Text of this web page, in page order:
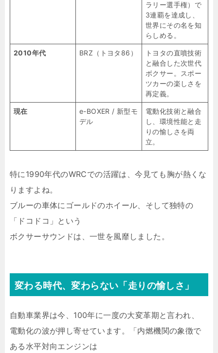
ラリー選手権）で
3連覇を達成し、
世界にその名を知
らしめる。
2010年代 BRZ（トヨタ86）
トヨタの直噴技術
と融合した次世代
ボクサー。スポー
ツカーの楽しさを
再定義。
現在
e-BOXER / 新型モ
デル
電動化技術と融合
し、環境性能と走
りの愉しさを両
立。
特に1990年代のWRCでの活躍は、今見ても胸が熱くな
りますよね。
ブルーの車体にゴールドのホイール、そして独特の
「ドコドコ」という
ボクサーサウンドは、一世を風靡しました。
変わる時代、変わらない「走りの愉しさ」
自動車業界は今、100年に一度の大変革期と言われ、
電動化の波が押し寄せています。「内燃機関の象徴で
ある水平対向エンジンは